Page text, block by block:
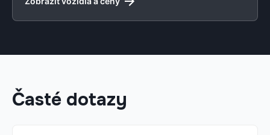
Časté dotazy